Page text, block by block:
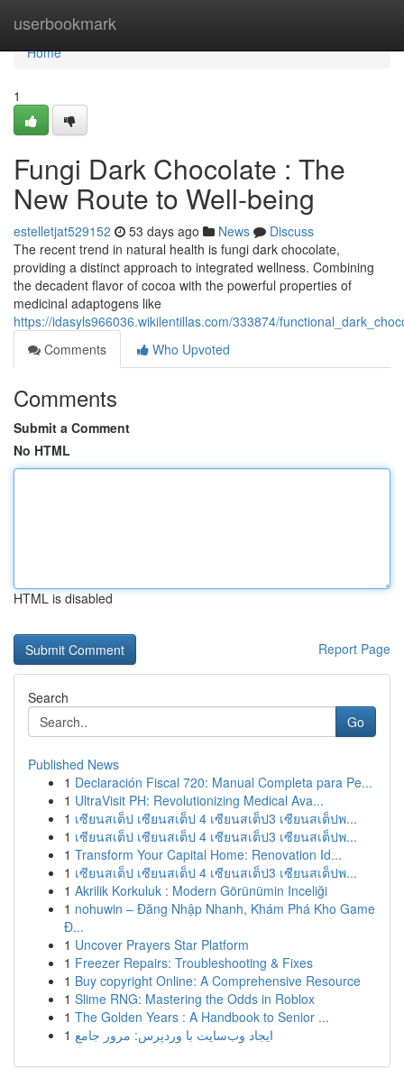
userbookmark
Home
Home
1
Fungi Dark Chocolate : The
New Route to Well-being
estelletjat529152 53 days ago News
Discuss
The recent trend in natural health is fungi dark chocolate,
providing a distinct approach to integrated wellness. Combining
the decadent flavor of cocoa with the powerful properties of
medicinal adaptogens like
https://idasyls966036.wikilentillas.com/333874/
Comments
Who Upvoted
Comments
Submit a Comment
No HTML
HTML is disabled
Report Page
Search
Go
Published News
1 Declaración Fiscal 720: Manual Completa para Pe...
1 UltraVisit PH: Revolutionizing Medical Ava...
1 เซียนสเต็ป เซียนสเต็ป 4 เซียนสเต็ป3 เซียนสเต็ปพ...
1 เซียนสเต็ป เซียนสเต็ป 4 เซียนสเต็ป3 เซียนสเต็ปพ...
1 Transform Your Capital Home: Renovation Id...
1 เซียนสเต็ป เซียนสเต็ป 4 เซียนสเต็ป3 เซียนสเต็ปพ...
1 Akrilik Korkuluk : Modern Görünümin Inceliği
1 nohuwin – Đăng Nhập Nhanh, Khám Phá Kho Game
Đ...
1 Uncover Prayers Star Platform
1 Freezer Repairs: Troubleshooting & Fixes
1 Buy copyright Online: A Comprehensive Resource
1 Slime RNG: Mastering the Odds in Roblox
1 The Golden Years : A Handbook to Senior ...
1 ایجاد وب‌سایت با وردپرس: مرور جامع